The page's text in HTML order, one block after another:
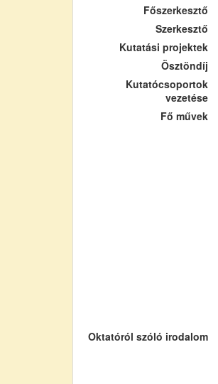
Főszerkesztő
Szerkesztő
Kutatási projektek
Ösztöndíj
Kutatócsoportok
vezetése
Fő művek
Oktatóról szóló irodalom